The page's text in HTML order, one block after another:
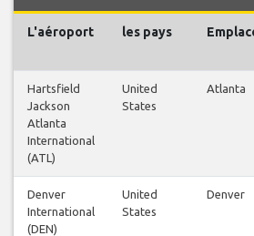
L'aéroport les pays
Hartsfield
Jackson
Atlanta
International
(ATL)
United
States
Atlanta
Denver
International
(DEN)
United
States
Denver